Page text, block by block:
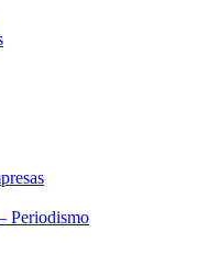
Periodismo